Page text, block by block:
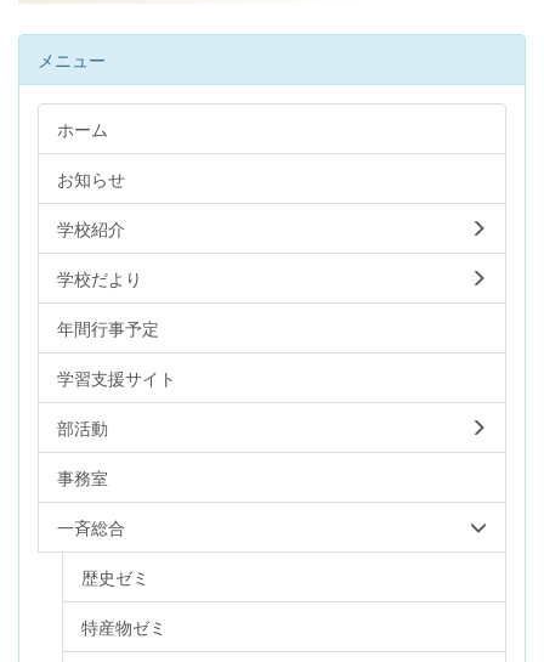
メニュー
ホーム
お知らせ
学校紹介
学校だより
年間行事予定
学習支援サイト
部活動
事務室
一斉総合
歴史ゼミ
特産物ゼミ